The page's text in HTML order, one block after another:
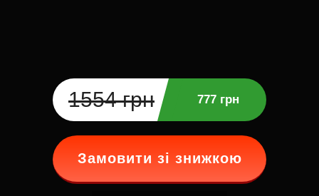
1554 грн 777 грн
Замовити зі знижкою